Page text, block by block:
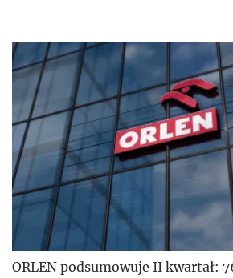
ORLEN podsumowuje II kwartał: